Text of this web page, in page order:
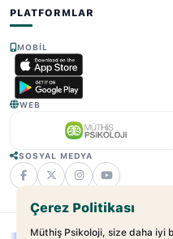
PLATFORMLAR
MOBIL
WEB
SOSYAL MEDYA
Çerez Politikası
Müthiş Psikoloji, size daha iyi